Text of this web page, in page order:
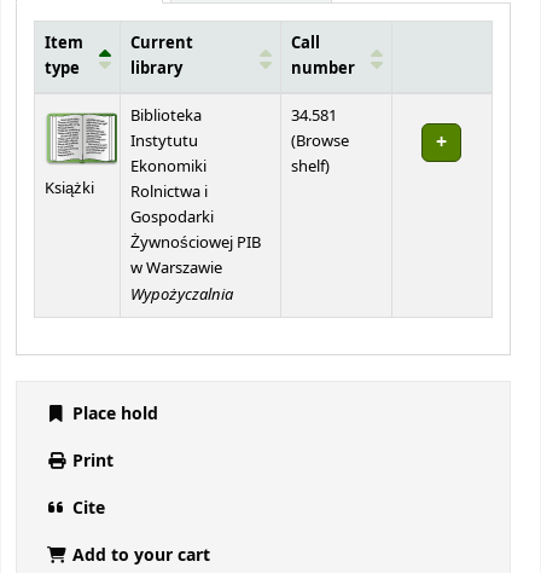
Item
type
Current
library
Call
number
Książki
Biblioteka
Instytutu
Ekonomiki
Rolnictwa i
Gospodarki
Żywnościowej PIB
w Warszawie
Wypożyczalnia
34.581
(Browse
shelf(Opens below)
)
Place hold
Print
Cite
Add to your cart